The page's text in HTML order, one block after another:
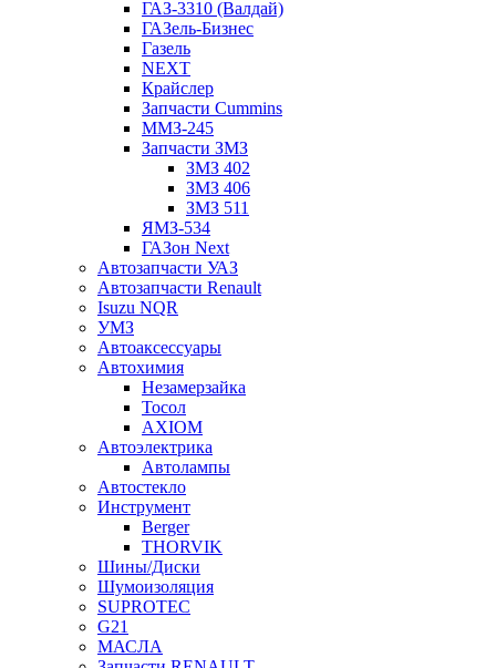
ГАЗ-3310 (Валдай)
ГАЗель-Бизнес
Газель
NEXT
Крайслер
Запчасти Cummins
ММЗ-245
Запчасти ЗМЗ
ЗМЗ 402
ЗМЗ 406
ЗМЗ 511
ЯМЗ-534
ГАЗон Next
Автозапчасти УАЗ
Автозапчасти Renault
Isuzu NQR
УМЗ
Автоаксессуары
Автохимия
Незамерзайка
Тосол
AXIOM
Автоэлектрика
Автолампы
Автостекло
Инструмент
Berger
THORVIK
Шины/Диски
Шумоизоляция
SUPROTEC
G21
МАСЛА